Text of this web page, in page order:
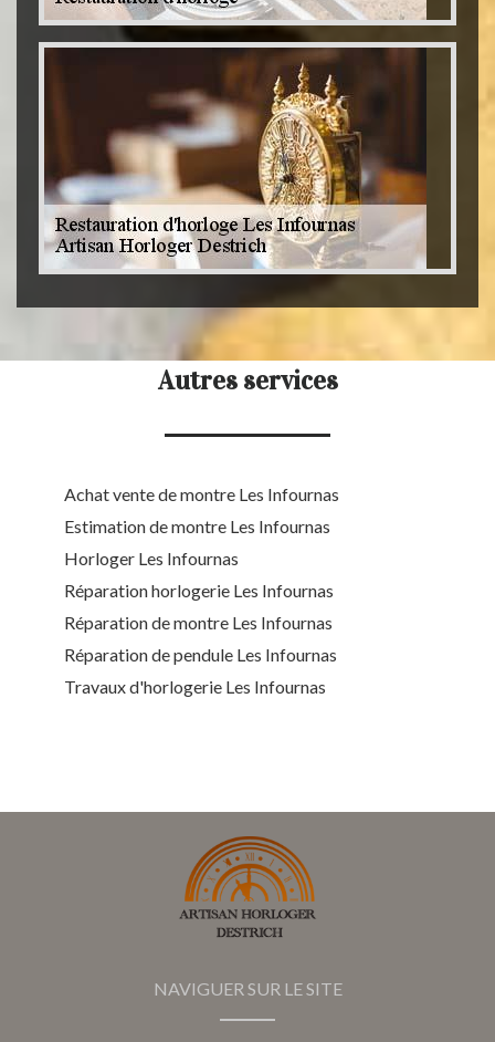
Autres services
Achat vente de montre Les Infournas
Estimation de montre Les Infournas
Horloger Les Infournas
Réparation horlogerie Les Infournas
Réparation de montre Les Infournas
Réparation de pendule Les Infournas
Travaux d'horlogerie Les Infournas
NAVIGUER SUR LE SITE